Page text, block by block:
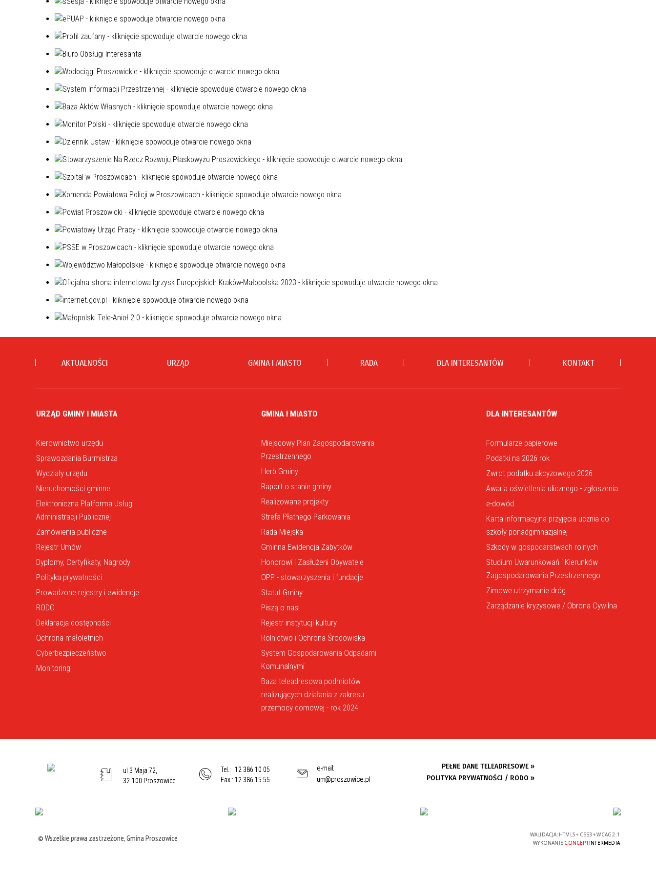
AKTUALNOŚCI URZĄD GMINA I MIASTO RADA DLA INTERESANTÓW KONTAKT
URZĄD GMINY I MIASTA
Kierownictwo urzędu
Sprawozdania Burmistrza
Wydziały urzędu
Nieruchomości gminne
Elektroniczna Platforma Usług
Administracji Publicznej
Zamówienia publiczne
Rejestr Umów
Dyplomy, Certyfikaty, Nagrody
Polityka prywatności
Prowadzone rejestry i ewidencje
RODO
Deklaracja dostępności
Ochrona małoletnich
Cyberbezpieczeństwo
Monitoring
GMINA I MIASTO
Miejscowy Plan Zagospodarowania
Przestrzennego
Herb Gminy
Raport o stanie gminy
Realizowane projekty
Strefa Płatnego Parkowania
Rada Miejska
Gminna Ewidencja Zabytków
Honorowi i Zasłużeni Obywatele
OPP - stowarzyszenia i fundacje
Statut Gminy
Piszą o nas!
Rejestr instytucji kultury
Rolnictwo i Ochrona Środowiska
System Gospodarowania Odpadami
Komunalnymi
Baza teleadresowa podmiotów
realizujących działania z zakresu
przemocy domowej - rok 2024
DLA INTERESANTÓW
Formularze papierowe
Podatki na 2026 rok
Zwrot podatku akcyzowego 2026
Awaria oświetlenia ulicznego - zgłoszenia
e-dowód
Karta informacyjna przyjęcia ucznia do
szkoły ponadgimnazjalnej
Szkody w gospodarstwach rolnych
Studium Uwarunkowań i Kierunków
Zagospodarowania Przestrzennego
Zimowe utrzymanie dróg
Zarządzanie kryzysowe / Obrona Cywilna
ul 3 Maja 72,
32-100 Proszowice
Tel.:
12 386 10 05
Fax.: 12 386 15 55
e-mail:
um@proszowice.pl
PEŁNE DANE TELEADRESOWE »
POLITYKA PRYWATNOŚCI / RODO »
© Wszelkie prawa zastrzeżone, Gmina Proszowice WALIDACJA: HTML5+ CSS3 +WCAG 2.1
WYKONANIE CONCEPTINTERMEDIA